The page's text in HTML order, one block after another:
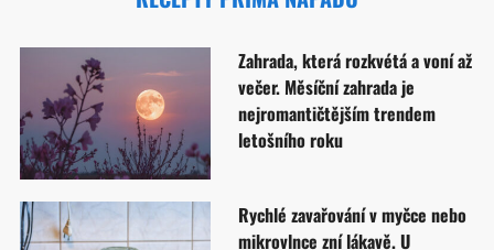
Zahrada, která rozkvétá a voní až
večer. Měsíční zahrada je
nejromantičtějším trendem
letošního roku
Rychlé zavařování v myčce nebo
mikrovlnce zní lákavě. U